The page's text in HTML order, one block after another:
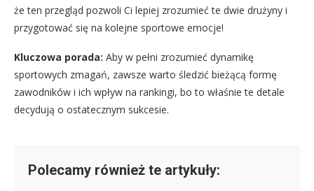
że ten przegląd pozwoli Ci lepiej zrozumieć te dwie drużyny i
przygotować się na kolejne sportowe emocje!
Kluczowa porada: Aby w pełni zrozumieć dynamikę
sportowych zmagań, zawsze warto śledzić bieżącą formę
zawodników i ich wpływ na rankingi, bo to właśnie te detale
decydują o ostatecznym sukcesie.
Polecamy również te artykuły: